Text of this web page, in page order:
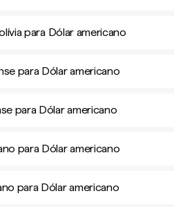
para Dólar americano
para Dólar americano
para Dólar americano
para Dólar americano
para Dólar americano